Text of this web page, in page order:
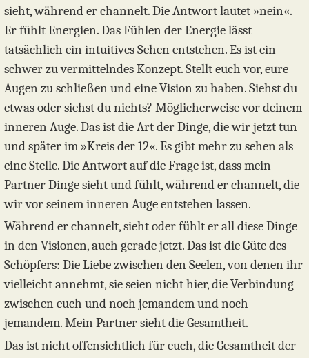
sieht, während er channelt. Die Antwort lautet »nein«.
Er fühlt Energien. Das Fühlen der Energie lässt
tatsächlich ein intuitives Sehen entstehen. Es ist ein
schwer zu vermittelndes Konzept. Stellt euch vor, eure
Augen zu schließen und eine Vision zu haben. Siehst du
etwas oder siehst du nichts? Möglicherweise vor deinem
inneren Auge. Das ist die Art der Dinge, die wir jetzt tun
und später im »Kreis der 12«. Es gibt mehr zu sehen als
eine Stelle. Die Antwort auf die Frage ist, dass mein
Partner Dinge sieht und fühlt, während er channelt, die
wir vor seinem inneren Auge entstehen lassen.
Während er channelt, sieht oder fühlt er all diese Dinge
in den Visionen, auch gerade jetzt. Das ist die Güte des
Schöpfers: Die Liebe zwischen den Seelen, von denen ihr
vielleicht annehmt, sie seien nicht hier, die Verbindung
zwischen euch und noch jemandem und noch
jemandem. Mein Partner sieht die Gesamtheit.
Das ist nicht offensichtlich für euch, die Gesamtheit der